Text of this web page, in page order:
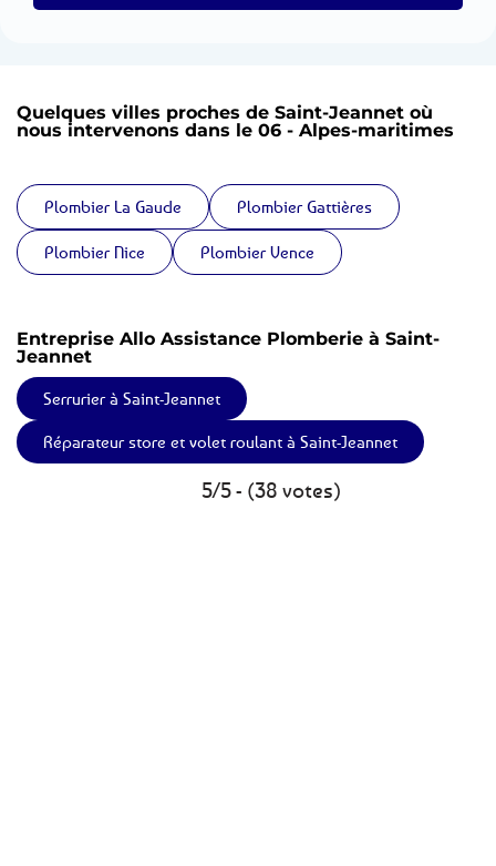
Quelques villes proches de Saint-Jeannet où
nous intervenons dans le 06 - Alpes-maritimes
Plombier La Gaude Plombier Gattières
Plombier Nice Plombier Vence
Entreprise Allo Assistance Plomberie à Saint-
Jeannet
Serrurier à Saint-Jeannet
Réparateur store et volet roulant à Saint-Jeannet
5/5 - (38 votes)